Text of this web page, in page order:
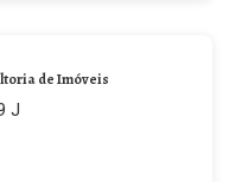
de Imóveis
J